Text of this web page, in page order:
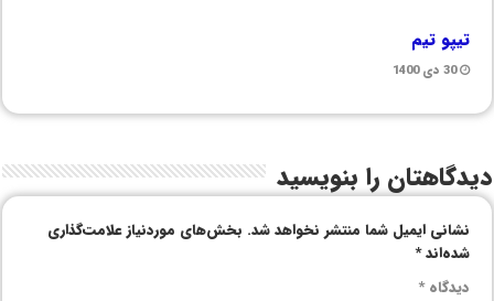
تیپو تیم
30 دی 1400
دیدگاهتان را بنویسید
نشانی ایمیل شما منتشر نخواهد شد. بخش‌های موردنیاز علامت‌گذاری
شده‌اند*
دیدگاه*